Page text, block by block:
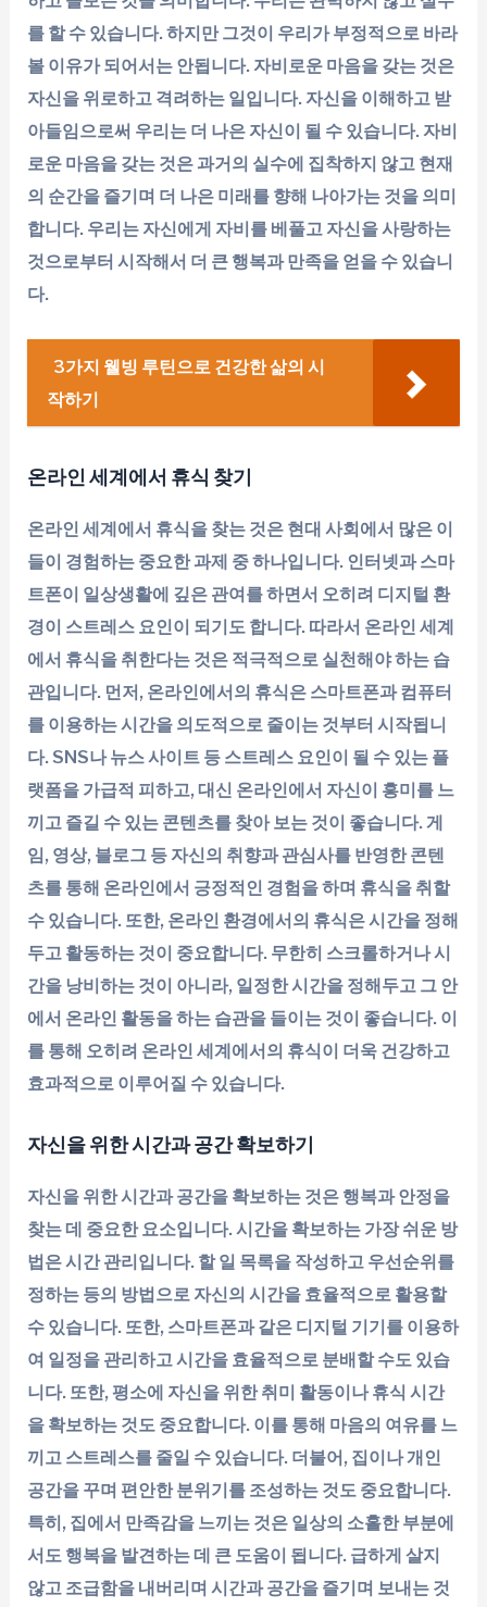
를 할 수 있습니다. 하지만 그것이 우리가 부정적으로 바라
볼 이유가 되어서는 안됩니다. 자비로운 마음을 갖는 것은
자신을 위로하고 격려하는 일입니다. 자신을 이해하고 받
아들임으로써 우리는 더 나은 자신이 될 수 있습니다. 자비
로운 마음을 갖는 것은 과거의 실수에 집착하지 않고 현재
의 순간을 즐기며 더 나은 미래를 향해 나아가는 것을 의미
합니다. 우리는 자신에게 자비를 베풀고 자신을 사랑하는
것으로부터 시작해서 더 큰 행복과 만족을 얻을 수 있습니
다.
3가지 웰빙 루틴으로 건강한 삶의 시
작하기
온라인 세계에서 휴식 찾기
온라인 세계에서 휴식을 찾는 것은 현대 사회에서 많은 이
들이 경험하는 중요한 과제 중 하나입니다. 인터넷과 스마
트폰이 일상생활에 깊은 관여를 하면서 오히려 디지털 환
경이 스트레스 요인이 되기도 합니다. 따라서 온라인 세계
에서 휴식을 취한다는 것은 적극적으로 실천해야 하는 습
관입니다. 먼저, 온라인에서의 휴식은 스마트폰과 컴퓨터
를 이용하는 시간을 의도적으로 줄이는 것부터 시작됩니
다. SNS나 뉴스 사이트 등 스트레스 요인이 될 수 있는 플
랫폼을 가급적 피하고, 대신 온라인에서 자신이 흥미를 느
끼고 즐길 수 있는 콘텐츠를 찾아 보는 것이 좋습니다. 게
임, 영상, 블로그 등 자신의 취향과 관심사를 반영한 콘텐
츠를 통해 온라인에서 긍정적인 경험을 하며 휴식을 취할
수 있습니다. 또한, 온라인 환경에서의 휴식은 시간을 정해
두고 활동하는 것이 중요합니다. 무한히 스크롤하거나 시
간을 낭비하는 것이 아니라, 일정한 시간을 정해두고 그 안
에서 온라인 활동을 하는 습관을 들이는 것이 좋습니다. 이
를 통해 오히려 온라인 세계에서의 휴식이 더욱 건강하고
효과적으로 이루어질 수 있습니다.
자신을 위한 시간과 공간 확보하기
자신을 위한 시간과 공간을 확보하는 것은 행복과 안정을
찾는 데 중요한 요소입니다. 시간을 확보하는 가장 쉬운 방
법은 시간 관리입니다. 할 일 목록을 작성하고 우선순위를
정하는 등의 방법으로 자신의 시간을 효율적으로 활용할
수 있습니다. 또한, 스마트폰과 같은 디지털 기기를 이용하
여 일정을 관리하고 시간을 효율적으로 분배할 수도 있습
니다. 또한, 평소에 자신을 위한 취미 활동이나 휴식 시간
을 확보하는 것도 중요합니다. 이를 통해 마음의 여유를 느
끼고 스트레스를 줄일 수 있습니다. 더불어, 집이나 개인
공간을 꾸며 편안한 분위기를 조성하는 것도 중요합니다.
특히, 집에서 만족감을 느끼는 것은 일상의 소홀한 부분에
서도 행복을 발견하는 데 큰 도움이 됩니다. 급하게 살지
않고 조급함을 내버리며 시간과 공간을 즐기며 보내는 것